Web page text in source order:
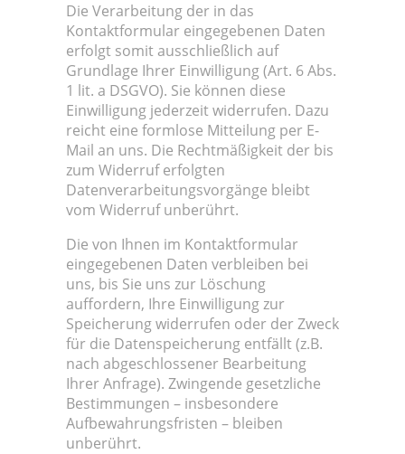
Die Verarbeitung der in das
Kontaktformular eingegebenen Daten
erfolgt somit ausschließlich auf
Grundlage Ihrer Einwilligung (Art. 6 Abs.
1 lit. a DSGVO). Sie können diese
Einwilligung jederzeit widerrufen. Dazu
reicht eine formlose Mitteilung per E-
Mail an uns. Die Rechtmäßigkeit der bis
zum Widerruf erfolgten
Datenverarbeitungsvorgänge bleibt
vom Widerruf unberührt.
Die von Ihnen im Kontaktformular
eingegebenen Daten verbleiben bei
uns, bis Sie uns zur Löschung
auffordern, Ihre Einwilligung zur
Speicherung widerrufen oder der Zweck
für die Datenspeicherung entfällt (z.B.
nach abgeschlossener Bearbeitung
Ihrer Anfrage). Zwingende gesetzliche
Bestimmungen – insbesondere
Aufbewahrungsfristen – bleiben
unberührt.